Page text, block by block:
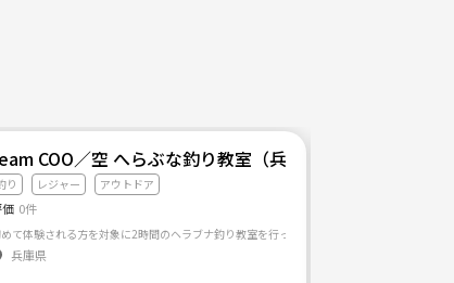
COO／空 へらぶな釣り教室（兵庫県猪名川町 第二
り レジャー アウトドア
0件
兵庫県